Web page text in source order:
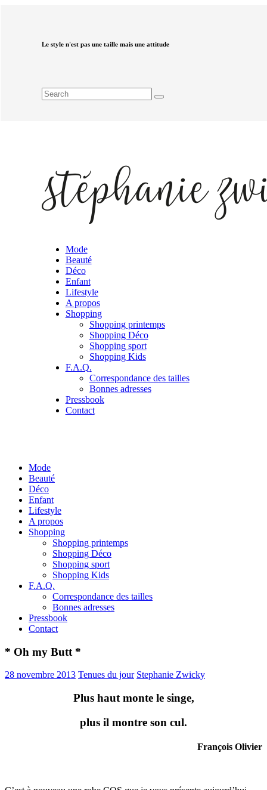
Le style n'est pas une taille mais une attitude
Mode
Beauté
Déco
Enfant
Lifestyle
A propos
Shopping
Shopping printemps
Shopping Déco
Shopping sport
Shopping Kids
F.A.Q.
Correspondance des tailles
Bonnes adresses
Pressbook
Contact
Mode
Beauté
Déco
Enfant
Lifestyle
A propos
Shopping
Shopping printemps
Shopping Déco
Shopping sport
Shopping Kids
F.A.Q.
Correspondance des tailles
Bonnes adresses
Pressbook
Contact
* Oh my Butt *
28 novembre 2013 Tenues du jour Stephanie Zwicky
Plus haut monte le singe,
plus il montre son cul.
François Olivier